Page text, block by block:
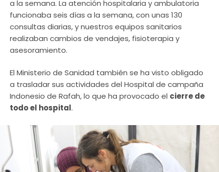
a la semana. La atención hospitalaria y ambulatoria
funcionaba seis días a la semana, con unas 130
consultas diarias, y nuestros equipos sanitarios
realizaban cambios de vendajes, fisioterapia y
asesoramiento.
El Ministerio de Sanidad también se ha visto obligado
a trasladar sus actividades del Hospital de campaña
Indonesio de Rafah, lo que ha provocado el cierre de
todo el hospital.